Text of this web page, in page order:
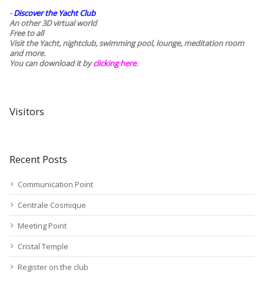
-Discover the Yacht Club
An other 3D virtual world
Free to all
Visit the Yacht, nightclub, swimming pool, lounge, meditation room
and more.
You can download it byclicking here.
Visitors
Recent Posts
Communication Point
Centrale Cosmique
Meeting Point
Cristal Temple
Register on the club